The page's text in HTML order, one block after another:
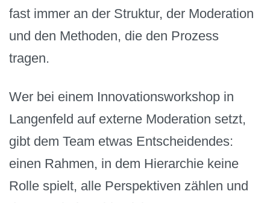
fast immer an der Struktur, der Moderation
und den Methoden, die den Prozess
tragen.
Wer bei einem Innovationsworkshop in
Langenfeld auf externe Moderation setzt,
gibt dem Team etwas Entscheidendes:
einen Rahmen, in dem Hierarchie keine
Rolle spielt, alle Perspektiven zählen und